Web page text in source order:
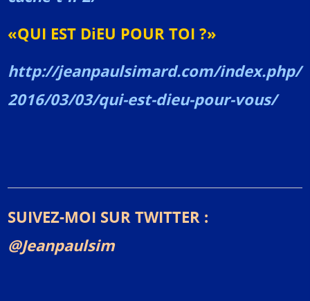
«QUI EST DiEU POUR TOI ?»
http://jeanpaulsimard.com/index.php/
2016/03/03/qui-est-dieu-pour-vous/
SUIVEZ-MOI SUR TWITTER :
@Jeanpaulsim